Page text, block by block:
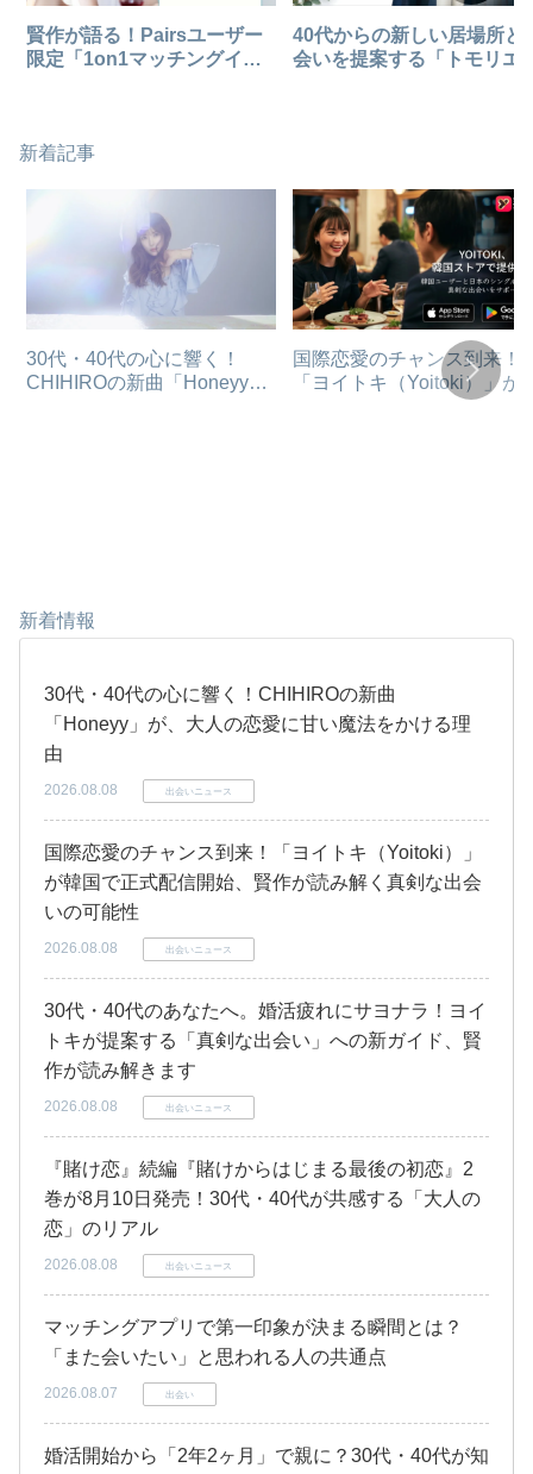
賢作が語る！Pairsユーザー
限定「1on1マッチングイベ
40代からの新しい居場所と
会いを提案する「トモリエ
新着記事
30代・40代の心に響く！
CHIHIROの新曲「Honeyy」
国際恋愛のチャンス到来！
「ヨイトキ（Yoitoki）」が
国で正式配信開始、賢作が
新着情報
30代・40代の心に響く！CHIHIROの新曲
「Honeyy」が、大人の恋愛に甘い魔法をかける理
由
2026.08.08 出会いニュース
国際恋愛のチャンス到来！「ヨイトキ（Yoitoki）」
が韓国で正式配信開始、賢作が読み解く真剣な出会
いの可能性
2026.08.08 出会いニュース
30代・40代のあなたへ。婚活疲れにサヨナラ！ヨイ
トキが提案する「真剣な出会い」への新ガイド、賢
作が読み解きます
2026.08.08 出会いニュース
『賭け恋』続編『賭けからはじまる最後の初恋』2
巻が8月10日発売！30代・40代が共感する「大人の
恋」のリアル
2026.08.08 出会いニュース
マッチングアプリで第一印象が決まる瞬間とは？
「また会いたい」と思われる人の共通点
2026.08.07 出会い
婚活開始から「2年2ヶ月」で親に？30代・40代が知